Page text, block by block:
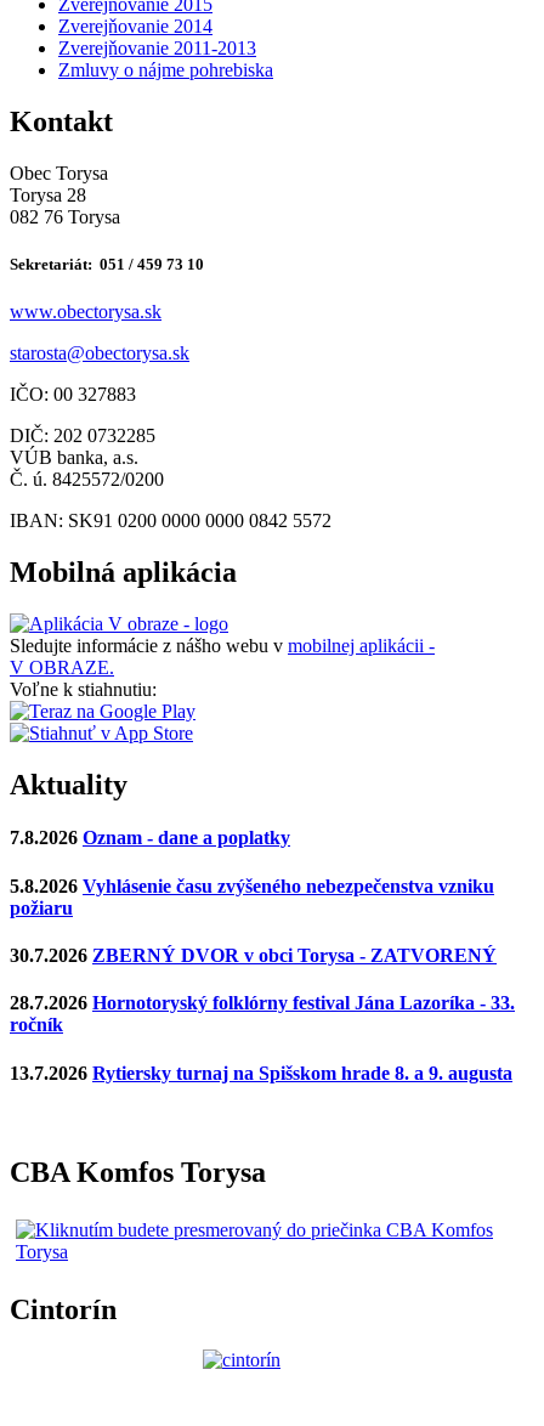
Zverejňovanie 2015
Zverejňovanie 2014
Zverejňovanie 2011-2013
Zmluvy o nájme pohrebiska
Kontakt
Obec Torysa
Torysa 28
082 76 Torysa
Sekretariát: 051 / 459 73 10
www.obectorysa.sk
starosta@obectorysa.sk
IČO: 00 327883
DIČ: 202 0732285
VÚB banka, a.s.
Č. ú. 8425572/0200
IBAN: SK91 0200 0000 0000 0842 5572
Mobilná aplikácia
Sledujte informácie z nášho webu v mobilnej aplikácii -
V OBRAZE.
Voľne k stiahnutiu:
Aktuality
7.8.2026 Oznam - dane a poplatky
5.8.2026 Vyhlásenie času zvýšeného nebezpečenstva vzniku
požiaru
30.7.2026 ZBERNÝ DVOR v obci Torysa - ZATVORENÝ
28.7.2026 Hornotoryský folklórny festival Jána Lazoríka - 33.
ročník
13.7.2026 Rytiersky turnaj na Spišskom hrade 8. a 9. augusta
CBA Komfos Torysa
Cintorín